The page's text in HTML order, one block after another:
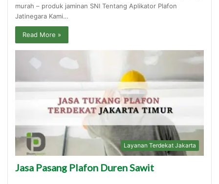
murah – produk jaminan SNI Tentang Aplikator Plafon
Jatinegara Kami…
Read More »
Layanan Terdekat Jakarta
Jasa Pasang Plafon Duren Sawit